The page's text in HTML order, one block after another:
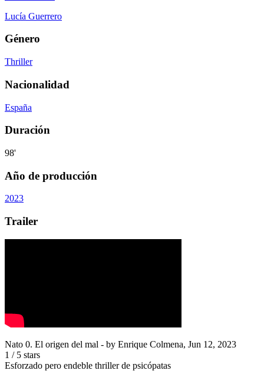
Lucía Guerrero
Género
Thriller
Nacionalidad
España
Duración
98'
Año de producción
2023
Trailer
Nato 0. El origen del mal - by Enrique Colmena, Jun 12, 2023
1 / 5 stars
Esforzado pero endeble thriller de psicópatas